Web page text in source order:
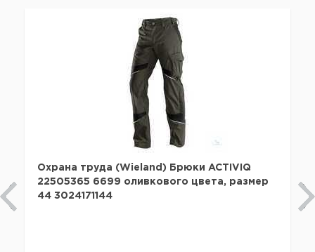
Охрана труда (Wieland) Брюки ACTIVIQ
22505365 6699 оливкового цвета, размер
44 3024171144